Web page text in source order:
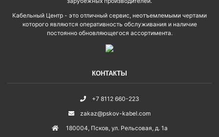
Кабельный Центр - это отличный сервис, неотъемлемыми чертами
которого являются оперативность обслуживания и наличие
постоянно обновляющегося ассортимента.
КОНТАКТЫ
+7 8112 660-223
zakaz@pskov-kabel.com
180004, Псков, ул. Рельсовая, д. 1а